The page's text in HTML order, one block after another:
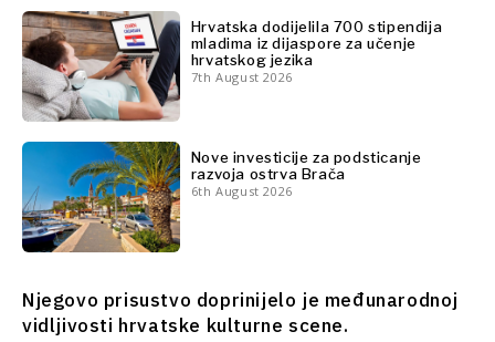
Tehnologija
Telekomunikacije
Turizam
Prevoz
Trgovina
Analize
Intervju
Okrugli
sto
Turizam
Prevoz
Trgovina
Analize
Intervju
Mišljenje
sto
Svet
Hrvatska dodijelila 700 stipendija
mladima iz dijaspore za učenje
hrvatskog jezika
7th August 2026
Nove investicije za podsticanje
razvoja ostrva Brača
6th August 2026
Njegovo prisustvo doprinijelo je međunarodnoj
vidljivosti hrvatske kulturne scene.